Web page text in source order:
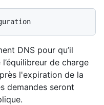
DNS pour qu’il
de charge
l'expiration de la
demandes seront